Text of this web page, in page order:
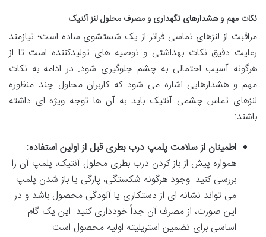
نکات مهم و هشدارهای نگهداری و مصرف محلول لنز آنتیک
مراقبت از لنزهای تماسی فراتر از یک شستشوی ساده است؛ نیازمند
رعایت دقیق نکات بهداشتی و توصیه های تولیدکننده است تا از
هرگونه آسیب احتمالی به چشم جلوگیری شود. در ادامه به نکات
مهم و هشدارهایی اشاره می شود که کاربران محلول چند منظوره
لنزهای تماس چشمی آنتیک باید به آن ها توجه ویژه ای داشته
باشند:
اطمینان از سلامت پلمپ درب بطری قبل از اولین استفاده:
همواره پیش از باز کردن درب بطری محلول آنتیک، پلمپ آن را
بررسی کنید. وجود هرگونه شکستگی، پارگی یا باز شدن پلمپ
می تواند نشانه ای از دستکاری یا آلودگی محصول باشد و در
این صورت، از مصرف آن جداً خودداری کنید. این یک گام
اساسی برای تضمین استریلیته اولیه محصول است.